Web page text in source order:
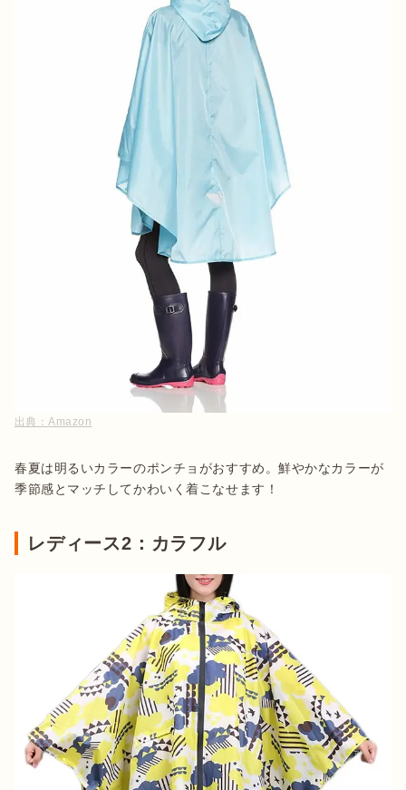
出典：Amazon
春夏は明るいカラーのポンチョがおすすめ。鮮やかなカラーが
季節感とマッチしてかわいく着こなせます！
レディース2：カラフル